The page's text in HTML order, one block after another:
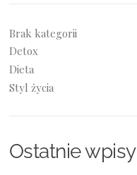
Brak kategorii
Detox
Dieta
Styl życia
Ostatnie wpisy